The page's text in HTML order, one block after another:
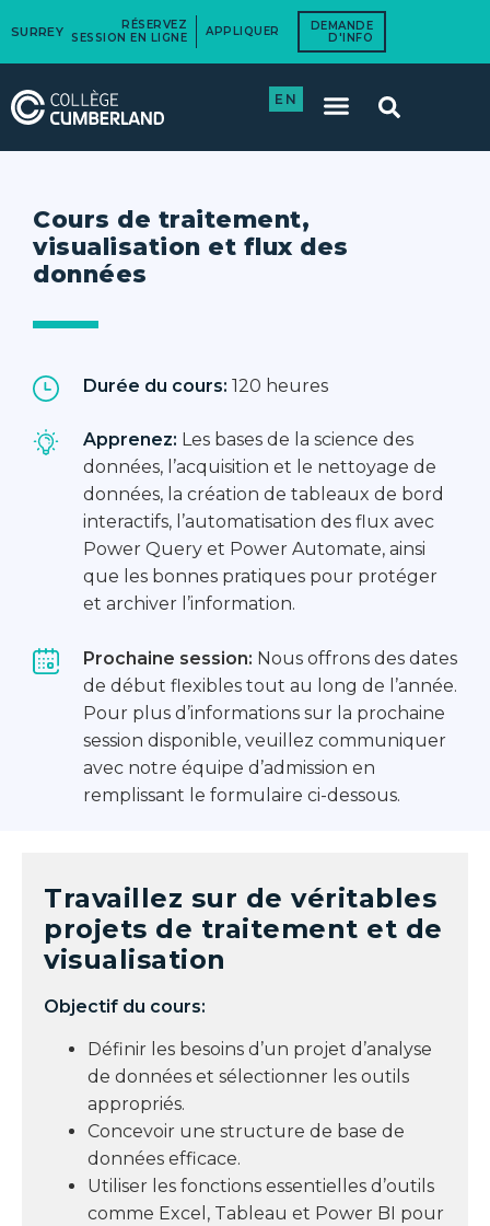
SURREY
RÉSERVEZ
SESSION EN LIGNE
APPLIQUER
DEMANDE
D'INFO
EN
Cours de traitement,
visualisation et flux des
données
Durée du cours: 120 heures
Apprenez: Les bases de la science des
données, l’acquisition et le nettoyage de
données, la création de tableaux de bord
interactifs, l’automatisation des flux avec
Power Query et Power Automate, ainsi
que les bonnes pratiques pour protéger
et archiver l’information.
Prochaine session: Nous offrons des dates
de début flexibles tout au long de l’année.
Pour plus d’informations sur la prochaine
session disponible, veuillez communiquer
avec notre équipe d’admission en
remplissant le formulaire ci-dessous.
Travaillez sur de véritables
projets de traitement et de
visualisation
Objectif du cours:
Définir les besoins d’un projet d’analyse
de données et sélectionner les outils
appropriés.
Concevoir une structure de base de
données efficace.
Utiliser les fonctions essentielles d’outils
comme Excel, Tableau et Power BI pour